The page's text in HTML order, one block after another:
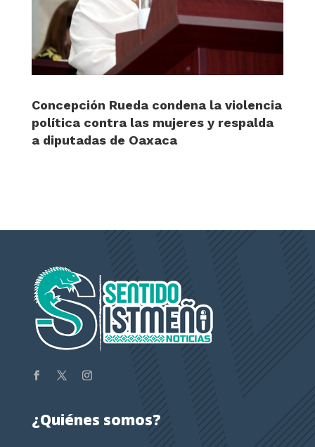
Concepción Rueda condena la violencia
política contra las mujeres y respalda
a diputadas de Oaxaca
¿Quiénes somos?